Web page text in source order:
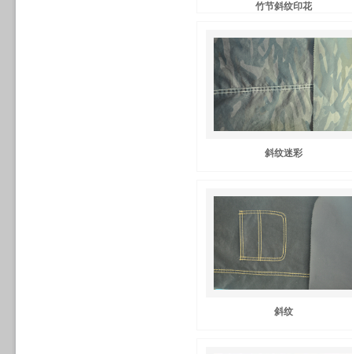
竹节斜纹印花
斜纹迷彩
斜纹